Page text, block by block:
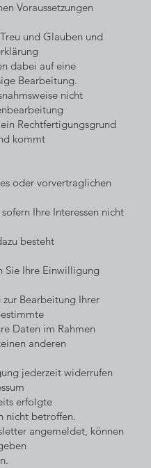
Voraussetzungen
und Glauben und
dabei auf eine
Bearbeitung.
nicht
Rechtfertigungsgrund
kommt
oder vorvertraglichen
Ihre Interessen nicht
besteht
Sie Ihre Einwilligung
Bearbeitung Ihrer
Daten im Rahmen
anderen
jederzeit widerrufen
erfolgte
nicht betroffen.
angemeldet, können